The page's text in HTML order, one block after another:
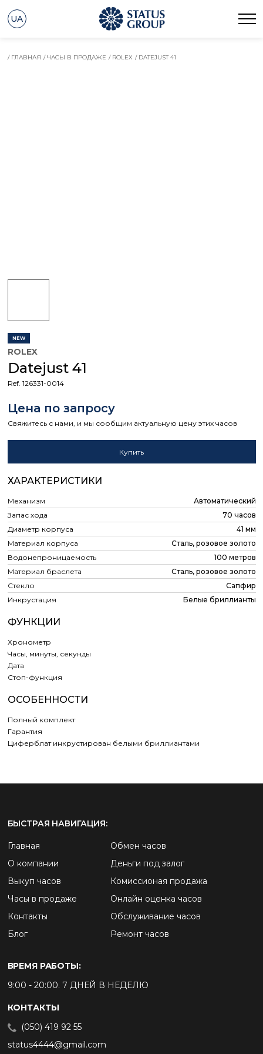
UA
/ ГЛАВНАЯ / ЧАСЫ В ПРОДАЖЕ / ROLEX / DATEJUST 41
NEW
ROLEX
Datejust 41
Ref. 126331-0014
Цена по запросу
Свяжитесь с нами, и мы сообщим актуальную цену этих часов
Купить
ХАРАКТЕРИСТИКИ
Механизм
Автоматический
Запас хода
70 часов
Диаметр корпуса
41 мм
Материал корпуса
Сталь, розовое золото
Водонепроницаемость
100 метров
Материал браслета
Сталь, розовое золото
Стекло
Сапфир
Инкрустация
Белые бриллианты
ФУНКЦИИ
Хронометр
Часы, минуты, секунды
Дата
Cтоп-функция
ОСОБЕННОСТИ
Полный комплект
Гарантия
Циферблат инкрустирован белыми бриллиантами
БЫСТРАЯ НАВИГАЦИЯ:
Главная
О компании
Выкуп часов
Часы в продаже
Контакты
Блог
Обмен часов
Деньги под залог
Комиссионая продажа
Онлайн оценка часов
Обслуживание часов
Ремонт часов
ВРЕМЯ РАБОТЫ:
9:00 - 20:00. 7 ДНЕЙ В НЕДЕЛЮ
КОНТАКТЫ
(050) 419 92 55
status4444@gmail.com